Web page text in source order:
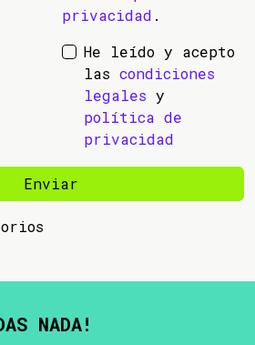
privacidad .
He leído y acepto
las condiciones
legales y
política de
privacidad
Enviar
NADA!